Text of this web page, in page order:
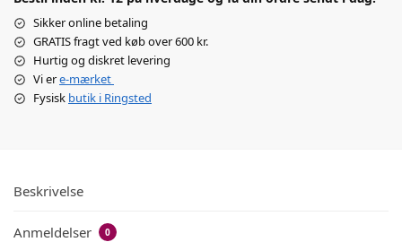
Sikker online betaling
GRATIS fragt ved køb over 600 kr.
Hurtig og diskret levering
Vi ere-mærket
Fysisk butik i Ringsted
Beskrivelse
Anmeldelser 0